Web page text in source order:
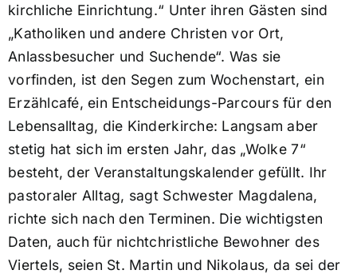
kirchliche Einrichtung.“ Unter ihren Gästen sind
„Katholiken und andere Christen vor Ort,
Anlassbesucher und Suchende“. Was sie
vorfinden, ist den Segen zum Wochenstart, ein
Erzählcafé, ein Entscheidungs-Parcours für den
Lebensalltag, die Kinderkirche: Langsam aber
stetig hat sich im ersten Jahr, das „Wolke 7“
besteht, der Veranstaltungskalender gefüllt. Ihr
pastoraler Alltag, sagt Schwester Magdalena,
richte sich nach den Terminen. Die wichtigsten
Daten, auch für nichtchristliche Bewohner des
Viertels, seien St. Martin und Nikolaus, da sei der